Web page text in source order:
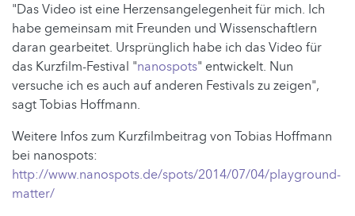
"Das Video ist eine Herzensangelegenheit für mich. Ich
habe gemeinsam mit Freunden und Wissenschaftlern
daran gearbeitet. Ursprünglich habe ich das Video für
das Kurzfilm-Festival "nanospots" entwickelt. Nun
versuche ich es auch auf anderen Festivals zu zeigen",
sagt Tobias Hoffmann.
Weitere Infos zum Kurzfilmbeitrag von Tobias Hoffmann
bei nanospots:
http://www.nanospots.de/spots/2014/07/04/playground-
matter/